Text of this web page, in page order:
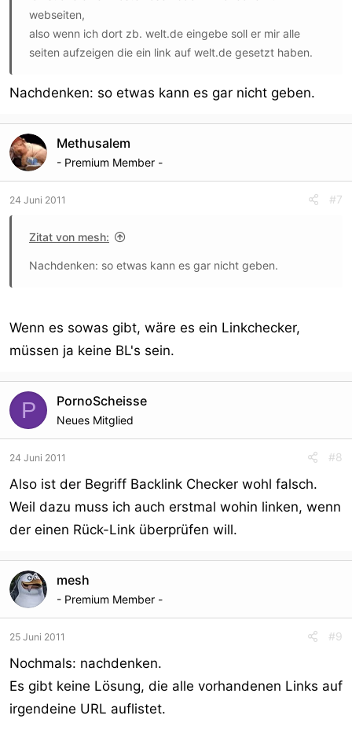
webseiten,
also wenn ich dort zb. welt.de eingebe soll er mir alle
seiten aufzeigen die ein link auf welt.de gesetzt haben.
Nachdenken: so etwas kann es gar nicht geben.
Methusalem
- Premium Member -
24 Juni 2011 #7
Zitat von mesh:
Nachdenken: so etwas kann es gar nicht geben.
Wenn es sowas gibt, wäre es ein Linkchecker,
müssen ja keine BL's sein.
P PornoScheisse
Neues Mitglied
24 Juni 2011 #8
Also ist der Begriff Backlink Checker wohl falsch.
Weil dazu muss ich auch erstmal wohin linken, wenn
der einen Rück-Link überprüfen will.
mesh
- Premium Member -
25 Juni 2011 #9
Nochmals: nachdenken.
Es gibt keine Lösung, die alle vorhandenen Links auf
irgendeine URL auflistet.